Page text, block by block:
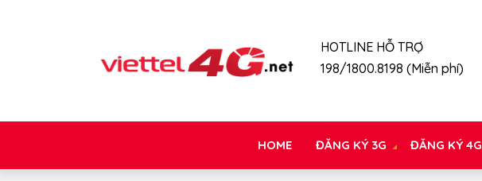
HOTLINE HỖ TRỢ
198/1800.8198 (Miễn phí)
HOME ĐĂNG KÝ 3G ĐĂNG KÝ 4G